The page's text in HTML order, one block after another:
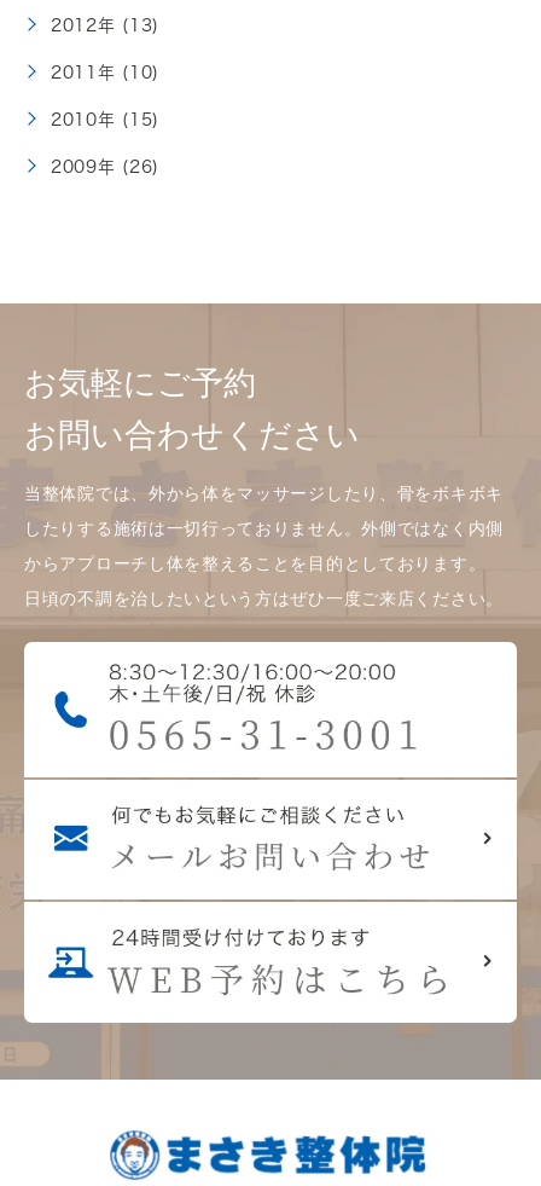
2012年 (13)
2011年 (10)
2010年 (15)
2009年 (26)
お気軽にご予約
お問い合わせください
当整体院では、外から体をマッサージしたり、骨をボキボキ
したりする施術は一切行っておりません。外側ではなく内側
からアプローチし体を整えることを目的としております。
日頃の不調を治したいという方はぜひ一度ご来店ください。